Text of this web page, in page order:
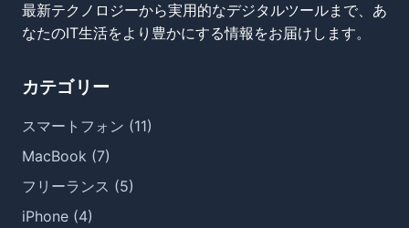
最新テクノロジーから実用的なデジタルツールまで、あ
なたのIT生活をより豊かにする情報をお届けします。
カテゴリー
スマートフォン (11)
MacBook (7)
フリーランス (5)
iPhone (4)